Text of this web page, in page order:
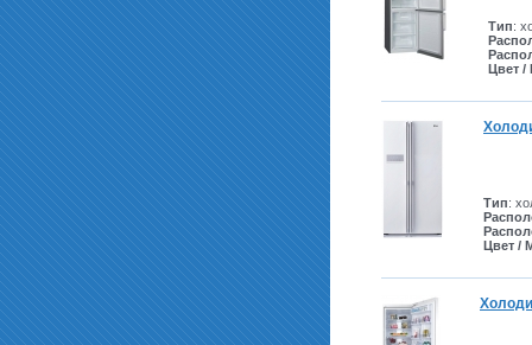
Тип:
Цвет /
Тип:
Цвет /